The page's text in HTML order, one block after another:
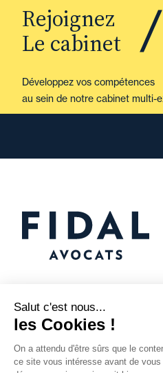
Rejoignez
Le cabinet
Développez vos compétences
au sein de notre cabinet multi-
Vous
avec nous ?
Nous sommes